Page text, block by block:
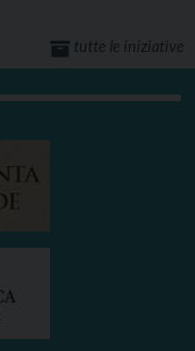
tutte le iniziative